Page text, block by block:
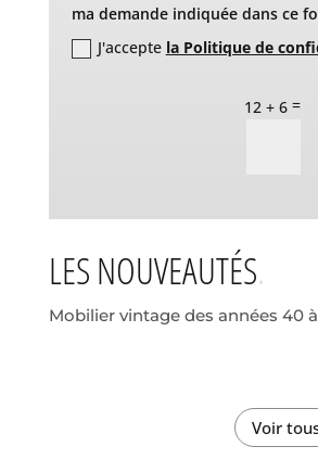
ma demande indiquée dans ce
J'accepte la Politique de
12 + 6 =
LES NOUVEAUTÉS
Mobilier vintage des années 40
Voir